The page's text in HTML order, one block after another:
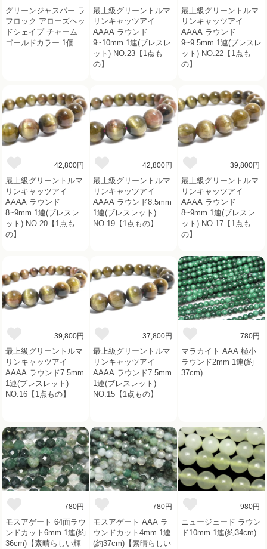
グリーンジャスパー ラ
フロック アローズヘッ
ドシェイプ チャーム
ゴールドカラー 1個
最上級グリーントルマ
リンキャッツアイ
AAAA ラウンド
9~10mm 1連(ブレスレ
ット) NO.23【1点も
の】
最上級グリーントルマ
リンキャッツアイ
AAAA ラウンド
9~9.5mm 1連(ブレスレ
ット) NO.22【1点も
の】
42,800円
最上級グリーントルマ
リンキャッツアイ
AAAA ラウンド
8~9mm 1連(ブレスレ
ット) NO.20【1点も
の】
42,800円
最上級グリーントルマ
リンキャッツアイ
AAAA ラウンド8.5mm
1連(ブレスレット)
NO.19【1点もの】
39,800円
最上級グリーントルマ
リンキャッツアイ
AAAA ラウンド
8~9mm 1連(ブレスレ
ット) NO.17【1点も
の】
39,800円
最上級グリーントルマ
リンキャッツアイ
AAAA ラウンド7.5mm
1連(ブレスレット)
NO.16【1点もの】
37,800円
最上級グリーントルマ
リンキャッツアイ
AAAA ラウンド7.5mm
1連(ブレスレット)
NO.15【1点もの】
780円
マラカイト AAA 極小
ラウンド2mm 1連(約
37cm)
780円
モスアゲート 64面ラウ
ンドカット6mm 1連(約
36cm)【素晴らしい輝
780円
モスアゲート AAA ラ
ウンドカット4mm 1連
(約37cm)【素晴らしい
980円
ニュージェード ラウン
ド10mm 1連(約34cm)